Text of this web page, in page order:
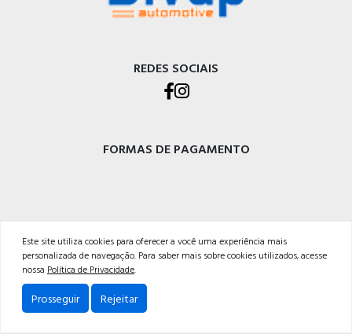
REDES SOCIAIS
FORMAS DE PAGAMENTO
DIVAP AUTOPEÇAS LTDA
Rod. BR-470 - Km 225, Integração<br />Garibaldi - RS, CEP 95720-000 <br />54 3029-
Powered by:
Este site utiliza cookies para oferecer a você uma experiência mais
personalizada de navegação. Para saber mais sobre cookies utilizados, acesse
nossa Política de Privacidade.
Prosseguir Rejeitar